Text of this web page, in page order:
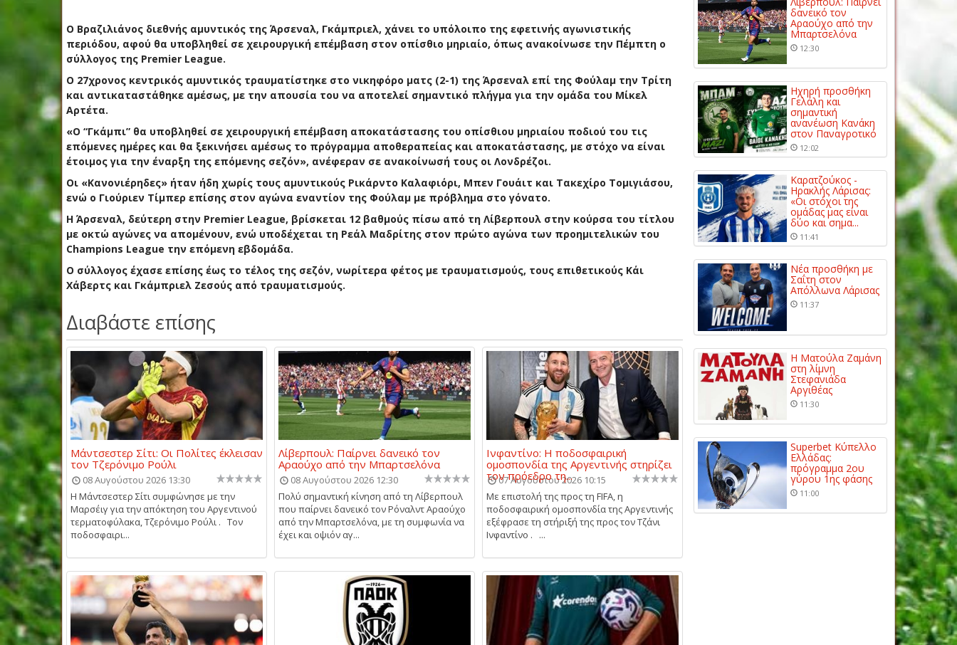
Ο Βραζιλιάνος διεθνής αμυντικός της Άρσεναλ, Γκάμπριελ, χάνει το υπόλοιπο της εφετινής αγωνιστικής
περιόδου, αφού θα υποβληθεί σε χειρουργική επέμβαση στον οπίσθιο μηριαίο, όπως ανακοίνωσε την Πέμπτη ο
σύλλογος της Premier League.
Ο 27χρονος κεντρικός αμυντικός τραυματίστηκε στο νικηφόρο ματς (2-1) της Άρσεναλ επί της Φούλαμ την Τρίτη
και αντικαταστάθηκε αμέσως, με την απουσία του να αποτελεί σημαντικό πλήγμα για την ομάδα του Μίκελ
Αρτέτα.
«Ο “Γκάμπι” θα υποβληθεί σε χειρουργική επέμβαση αποκατάστασης του οπίσθιου μηριαίου ποδιού του τις
επόμενες ημέρες και θα ξεκινήσει αμέσως το πρόγραμμα αποθεραπείας και αποκατάστασης, με στόχο να είναι
έτοιμος για την έναρξη της επόμενης σεζόν», ανέφεραν σε ανακοίνωσή τους οι Λονδρέζοι.
Οι «Κανονιέρηδες» ήταν ήδη χωρίς τους αμυντικούς Ρικάρντο Καλαφιόρι, Μπεν Γουάιτ και Τακεχίρο Τομιγιάσου,
ενώ ο Γιούριεν Τίμπερ επίσης στον αγώνα εναντίον της Φούλαμ με πρόβλημα στο γόνατο.
Η Άρσεναλ, δεύτερη στην Premier League, βρίσκεται 12 βαθμούς πίσω από τη Λίβερπουλ στην κούρσα του τίτλου
με οκτώ αγώνες να απομένουν, ενώ υποδέχεται τη Ρεάλ Μαδρίτης στον πρώτο αγώνα των προημιτελικών του
Champions League την επόμενη εβδομάδα.
Ο σύλλογος έχασε επίσης έως το τέλος της σεζόν, νωρίτερα φέτος με τραυματισμούς, τους επιθετικούς Κάι
Χάβερτς και Γκάμπριελ Ζεσούς από τραυματισμούς.
Διαβάστε επίσης
Μάντσεστερ Σίτι: Οι Πολίτες έκλεισαν
τον Τζερόνιμο Ρούλι
08 Αυγούστου 2026 13:30
Η Μάντσεστερ Σίτι συμφώνησε με την
Μαρσέιγ για την απόκτηση του Αργεντινού
τερματοφύλακα, Τζερόνιμο Ρούλι . Τον
ποδοσφαιρι...
Λίβερπουλ: Παίρνει δανεικό τον
Αραούχο από την Μπαρτσελόνα
08 Αυγούστου 2026 12:30
Πολύ σημαντική κίνηση από τη Λίβερπουλ
που παίρνει δανεικό τον Ρόναλντ Αραούχο
από την Μπαρτσελόνα, με τη συμφωνία να
έχει και οψιόν αγ...
Ινφαντίνο: Η ποδοσφαιρική
ομοσπονδία της Αργεντινής στηρίζει
τον πρόεδρο τη...
07 Αυγούστου 2026 10:15
Με επιστολή της προς τη FIFA, η
ποδοσφαιρική ομοσπονδία της Αργεντινής
εξέφρασε τη στήριξή της προς τον Τζάνι
Ινφαντίνο . ...
δανεικό τον
Αραούχο από την
Μπαρτσελόνα
12:30
Ηχηρή προσθήκη
Γελάλη και
σημαντική
ανανέωση Κανάκη
στον Παναγροτικό
12:02
Καρατζούκος -
Ηρακλής Λάρισας:
«Οι στόχοι της
ομάδας μας είναι
δύο και σημα...
11:41
Νέα προσθήκη με
Σαΐτη στον
Απόλλωνα Λάρισας
11:37
Η Ματούλα Ζαμάνη
στη λίμνη
Στεφανιάδα
Αργιθέας
11:30
Superbet Κύπελλο
Ελλάδας:
πρόγραμμα 2ου
γύρου 1ης φάσης
11:00